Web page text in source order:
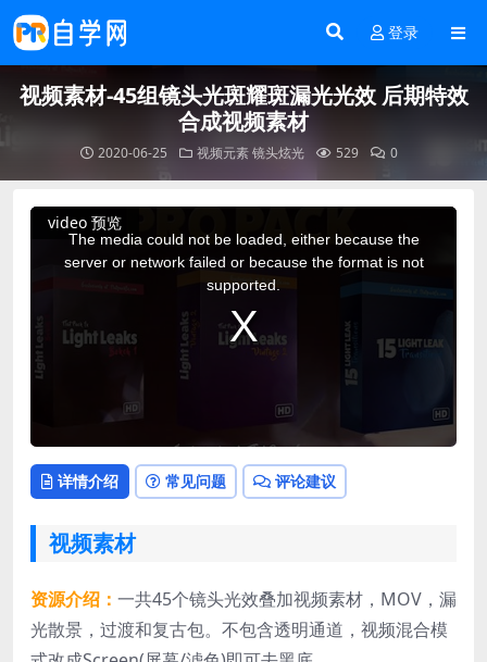
登录
视频素材-45组镜头光斑耀斑漏光光效 后期特效
合成视频素材
2020-06-25 视频元素镜头炫光 529 0
video 预览
This
The media could not be loaded, either because the
server or network failed or because the format is not
supported.
详情介绍 常见问题 评论建议
视频素材
资源介绍： 一共45个镜头光效叠加视频素材，MOV，漏
光散景，过渡和复古包。不包含透明通道，视频混合模